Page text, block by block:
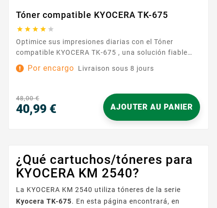
Tóner compatible KYOCERA TK-675
    
Optimice sus impresiones diarias con el Tóner
compatible KYOCERA TK-675 , una solución fiable
para entornos de trabajo que requieren documentos
nítidos y profesionales. Diseñado para impresoras
consumible se integra fácilmente en su equipo
KYOCERA y garantiza una compatibilidad sin
complicaciones. Disfrute de...
Por encargo Livraison sous 8 jours
48,00 €
40,99 € AJOUTER AU PANIER
¿Qué cartuchos/tóneres para
KYOCERA KM 2540?
La KYOCERA KM 2540 utiliza tóneres de la serie
Kyocera TK-675. En esta página encontrará, en